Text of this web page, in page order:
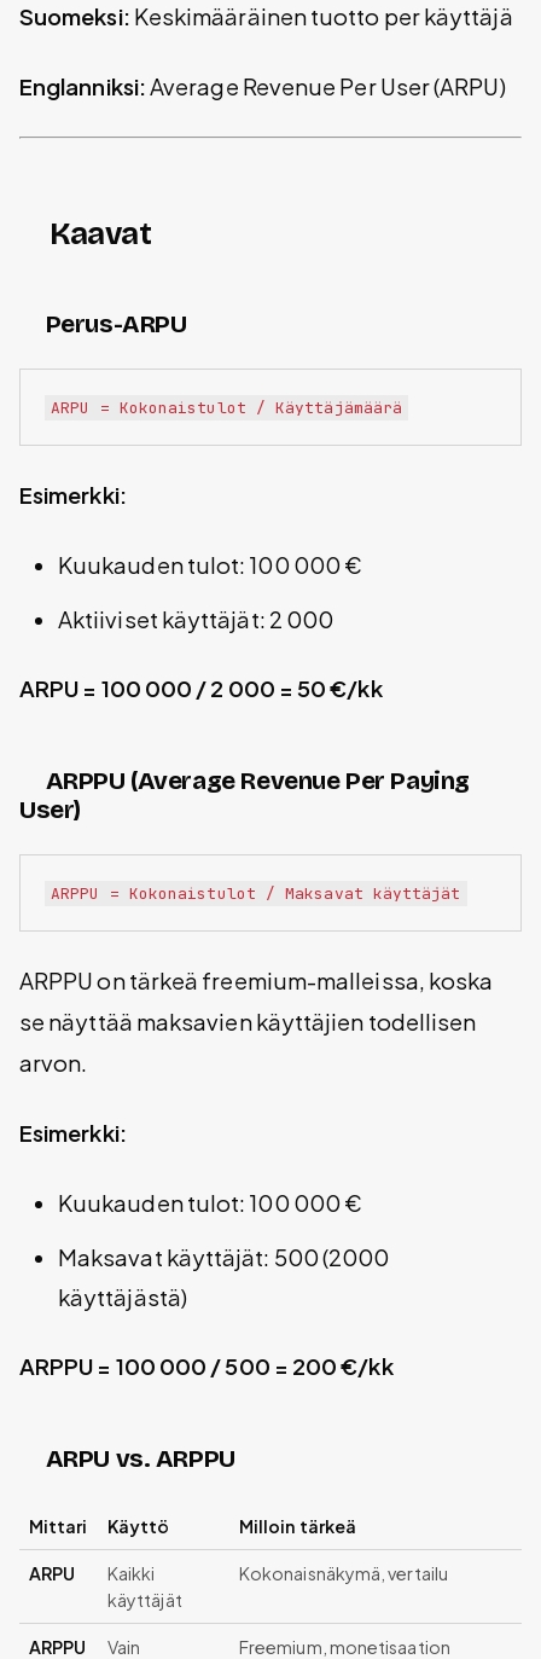
Suomeksi: Keskimääräinen tuotto per käyttäjä
Englanniksi:Average Revenue Per User (ARPU)
Kaavat
Perus-ARPU
Esimerkki:
Kuukauden tulot: 100 000 €
Aktiiviset käyttäjät: 2 000
ARPU = 100 000 / 2 000 = 50 €/kk
ARPPU (Average Revenue Per Paying
User)
ARPPU on tärkeä freemium-malleissa, koska
se näyttää maksavien käyttäjien todellisen
arvon.
Esimerkki:
Kuukauden tulot: 100 000 €
Maksavat käyttäjät: 500 (2000
käyttäjästä)
ARPPU = 100 000 / 500 = 200 €/kk
ARPU vs. ARPPU
Mittari Käyttö Milloin tärkeä
ARPU
Kaikki
käyttäjät
Kokonaisnäkymä, vertailu
ARPPU Vain Freemium, monetisaation